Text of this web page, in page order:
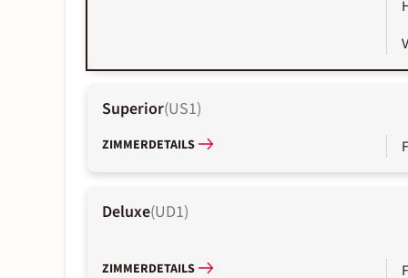
Superior(US1)
ZIMMERDETAILS
Deluxe(UD1)
ZIMMERDETAILS